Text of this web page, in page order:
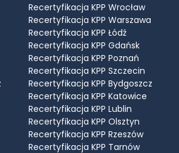
Recertyfikacja KPP Wrocław
Recertyfikacja KPP Warszawa
Recertyfikacja KPP Łódź
Recertyfikacja KPP Gdańsk
Recertyfikacja KPP Poznań
Recertyfikacja KPP Szczecin
Recertyfikacja KPP Bydgoszcz
Recertyfikacja KPP Katowice
Recertyfikacja KPP Lublin
Recertyfikacja KPP Olsztyn
Recertyfikacja KPP Rzeszów
Recertyfikacja KPP Tarnów